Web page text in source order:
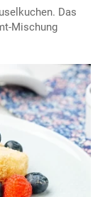
Das
Mischung